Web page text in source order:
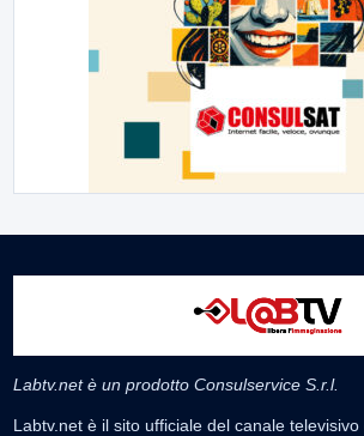
Labtv.net è un prodotto Consulservice S.r.l.
Labtv.net è il sito ufficiale del canale